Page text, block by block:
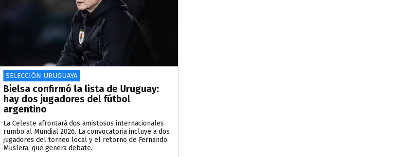
SELECCIÓN URUGUAYA
Bielsa confirmó la lista de Uruguay:
hay dos jugadores del fútbol
argentino
La Celeste afrontará dos amistosos internacionales
rumbo al Mundial 2026. La convocatoria incluye a dos
jugadores del torneo local y el retorno de Fernando
Muslera, que genera debate.